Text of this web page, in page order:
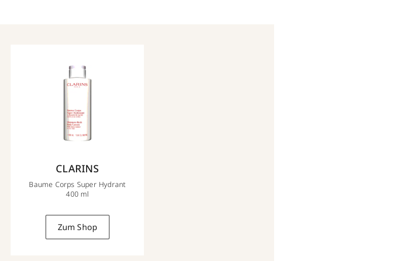
CLARINS
Baume Corps Super Hydrant
400 ml
Zum Shop